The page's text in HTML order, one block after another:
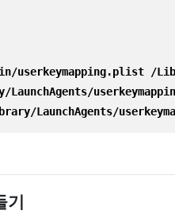
userkeymapping.plist /
LaunchAgents/
기